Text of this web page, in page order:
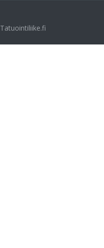
Tatuointiliike.fi